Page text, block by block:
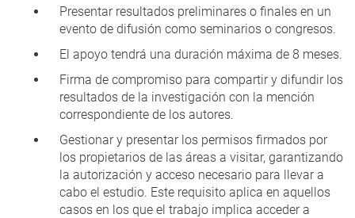
Presentar resultados preliminares o finales en un
evento de difusión como seminarios o congresos.
El apoyo tendrá una duración máxima de 8 meses.
Firma de compromiso para compartir y difundir los
resultados de la investigación con la mención
correspondiente de los autores.
Gestionar y presentar los permisos firmados por
los propietarios de las áreas a visitar, garantizando
la autorización y acceso necesario para llevar a
cabo el estudio. Este requisito aplica en aquellos
casos en los que el trabajo implica acceder a